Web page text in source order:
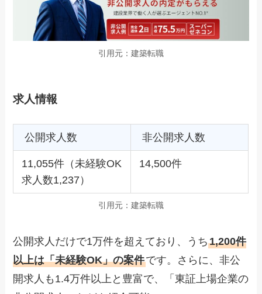
引用元：建築転職
求人情報
公開求人数 非公開求人数
11,055件（未経験OK
求人数1,237）
14,500件
引用元：建築転職
公開求人だけで1万件を超えており、うち1,200件
以上は「未経験OK」の案件です。さらに、非公
開求人も1.4万件以上と豊富で、「東証上場企業の